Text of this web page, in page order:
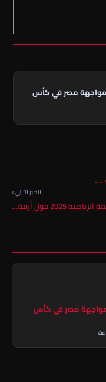
مواجهة مصر في كأس
الخبر التالي ›
حول أزمة…
مواجهة مصر في كأس